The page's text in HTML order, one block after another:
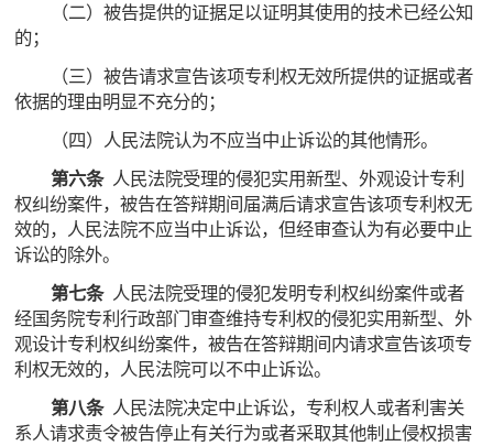
（二）被告提供的证据足以证明其使用的技术已经公知
的；
（三）被告请求宣告该项专利权无效所提供的证据或者
依据的理由明显不充分的；
（四）人民法院认为不应当中止诉讼的其他情形。
第六条 人民法院受理的侵犯实用新型、外观设计专利
权纠纷案件，被告在答辩期间届满后请求宣告该项专利权无
效的，人民法院不应当中止诉讼，但经审查认为有必要中止
诉讼的除外。
第七条 人民法院受理的侵犯发明专利权纠纷案件或者
经国务院专利行政部门审查维持专利权的侵犯实用新型、外
观设计专利权纠纷案件，被告在答辩期间内请求宣告该项专
利权无效的，人民法院可以不中止诉讼。
第八条 人民法院决定中止诉讼，专利权人或者利害关
系人请求责令被告停止有关行为或者采取其他制止侵权损害